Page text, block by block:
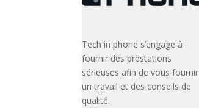
Tech in phone s’engage à
fournir des prestations
sérieuses afin de vous fournir
un travail et des conseils de
qualité.